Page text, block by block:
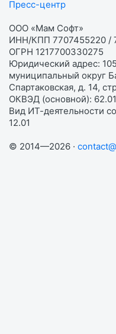
Пресс-центр
ООО «Мам Софт»
ИНН/КПП 7707455220 /
ОГРН 1217700330275
Юридический адрес:
муниципальный округ
Спартаковская, д. 14,
ОКВЭД (основной): 62.01
Вид ИТ-деятельности
12.01
© 2014—2026 ·